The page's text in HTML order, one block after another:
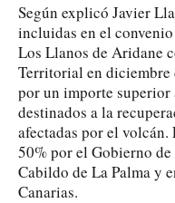
Según explicó Javier
incluidas en el
Los Llanos de Aridane
Territorial en diciembre
por un importe superior
destinados a la
afectadas por el
50% por el Gobierno
Cabildo de La Palma y
Canarias.